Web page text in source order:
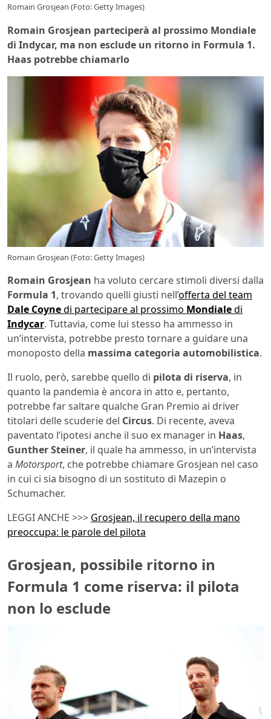
Romain Grosjean (Foto: Getty Images)
Romain Grosjean parteciperà al prossimo Mondiale
di Indycar, ma non esclude un ritorno in Formula 1.
Haas potrebbe chiamarlo
Romain Grosjean (Foto: Getty Images)
Romain Grosjean ha voluto cercare stimoli diversi dalla
Formula 1, trovando quelli giusti nell’offerta del team
Dale Coynedi partecipare al prossimo Mondialedi
Indycar. Tuttavia, come lui stesso ha ammesso in
un’intervista, potrebbe presto tornare a guidare una
monoposto della massima categoria automobilistica.
Il ruolo, però, sarebbe quello di pilota di riserva, in
quanto la pandemia è ancora in atto e, pertanto,
potrebbe far saltare qualche Gran Premio ai driver
titolari delle scuderie del Circus. Di recente, aveva
paventato l’ipotesi anche il suo ex manager in Haas,
Gunther Steiner, il quale ha ammesso, in un’intervista
a Motorsport, che potrebbe chiamare Grosjean nel caso
in cui ci sia bisogno di un sostituto di Mazepin o
Schumacher.
LEGGI ANCHE >>> Grosjean, il recupero della mano
preoccupa: le parole del pilota
Grosjean, possibile ritorno in
Formula 1 come riserva: il pilota
non lo esclude